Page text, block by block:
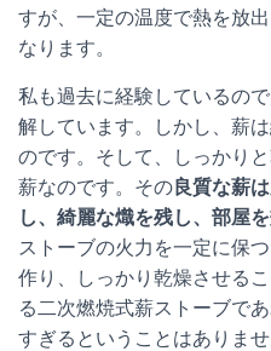
すが、一定の温度で熱を放
なります。
私も過去に経験しているの
解しています。しかし、薪
のです。そして、しっかり
薪なのです。その良質な薪
し、綺麗な熾を残し、部屋
ストーブの火力を一定に保
作り、しっかり乾燥させる
る二次燃焼式薪ストーブで
すぎるということはありませ